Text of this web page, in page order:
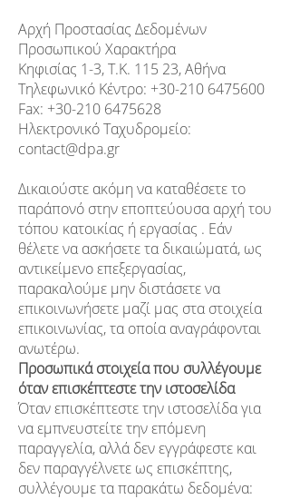
Αρχή Προστασίας Δεδομένων
Προσωπικού Χαρακτήρα
Κηφισίας 1-3, Τ.Κ. 115 23, Αθήνα
Τηλεφωνικό Κέντρο: +30-210 6475600
Fax: +30-210 6475628
Ηλεκτρονικό Ταχυδρομείο:
contact@dpa.gr
Δικαιούστε ακόμη να καταθέσετε το
παράπονό στην εποπτεύουσα αρχή του
τόπου κατοικίας ή εργασίας . Εάν
θέλετε να ασκήσετε τα δικαιώματά, ως
αντικείμενο επεξεργασίας,
παρακαλούμε μην διστάσετε να
επικοινωνήσετε μαζί μας στα στοιχεία
επικοινωνίας, τα οποία αναγράφονται
ανωτέρω.
Προσωπικά στοιχεία που συλλέγουμε
όταν επισκέπτεστε την ιστοσελίδα
Όταν επισκέπτεστε την ιστοσελίδα για
να εμπνευστείτε την επόμενη
παραγγελία, αλλά δεν εγγράφεστε και
δεν παραγγέλνετε ως επισκέπτης,
συλλέγουμε τα παρακάτω δεδομένα: